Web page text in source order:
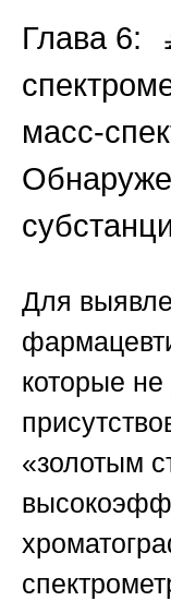
Глава 6:
масс-
Для
которые
«золотым